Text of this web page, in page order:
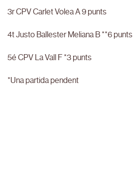
3r CPV Carlet Volea A 9 punts
4t Justo Ballester Meliana B **6 punts
5é CPV La Vall F *3 punts
*Una partida pendent